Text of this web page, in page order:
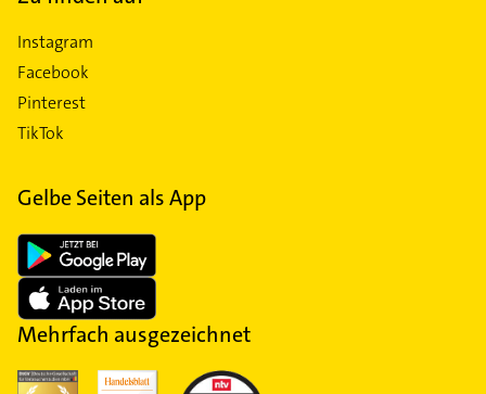
Instagram
Facebook
Pinterest
TikTok
Gelbe Seiten als App
Mehrfach ausgezeichnet